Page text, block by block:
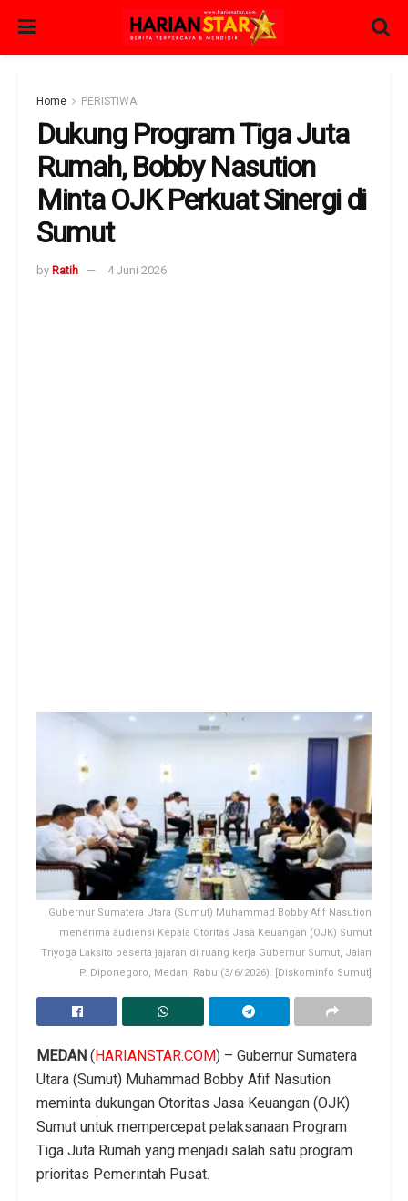
Home PERISTIWA
Dukung Program Tiga Juta
Rumah, Bobby Nasution
Minta OJK Perkuat Sinergi di
Sumut
by Ratih 4 Juni 2026
Gubernur Sumatera Utara (Sumut) Muhammad Bobby Afif Nasution
menerima audiensi Kepala Otoritas Jasa Keuangan (OJK) Sumut
Triyoga Laksito beserta jajaran di ruang kerja Gubernur Sumut, Jalan
P. Diponegoro, Medan, Rabu (3/6/2026). [Diskominfo Sumut]
MEDAN (HARIANSTAR.COM) – Gubernur Sumatera
Utara (Sumut) Muhammad Bobby Afif Nasution
meminta dukungan Otoritas Jasa Keuangan (OJK)
Sumut untuk mempercepat pelaksanaan Program
Tiga Juta Rumah yang menjadi salah satu program
prioritas Pemerintah Pusat.